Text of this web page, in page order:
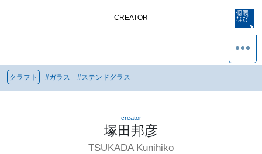
CREATOR
クラフト #ガラス #ステンドグラス
creator
塚田邦彦
TSUKADA Kunihiko